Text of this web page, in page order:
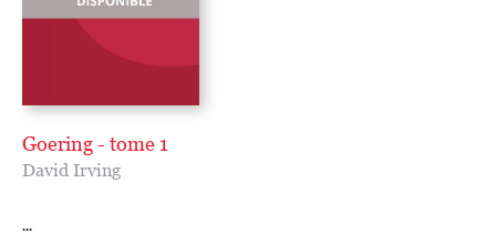
Goering - tome 1
David Irving
...